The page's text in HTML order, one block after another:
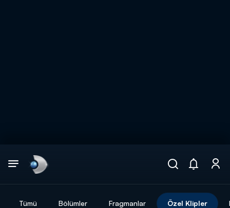
Tümü Bölümler Fragmanlar Özel Klipler